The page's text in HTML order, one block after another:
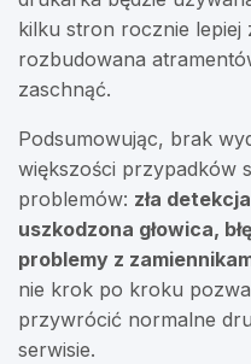
kilku stron rocznie lepiej
rozbudowana
zaschnąć.
Podsumowując, brak
większości przypadków
problemów: zła
uszkodzona głowica,
problemy z
nie krok po kroku
przywrócić normalne
serwisie.